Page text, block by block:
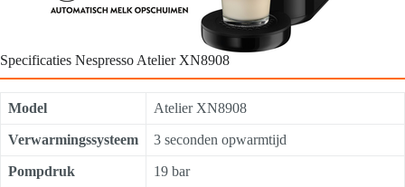
Specificaties Nespresso Atelier XN8908
Model Atelier XN8908
Verwarmingssysteem 3 seconden opwarmtijd
Pompdruk 19 bar